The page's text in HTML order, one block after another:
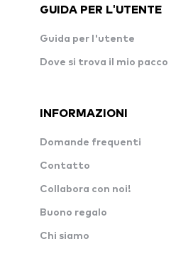
GUIDA PER L'UTENTE
Guida per l'utente
Dove si trova il mio pacco
INFORMAZIONI
Domande frequenti
Contatto
Collabora con noi!
Buono regalo
Chi siamo